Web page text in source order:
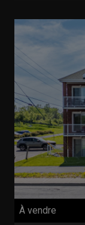
À vendre